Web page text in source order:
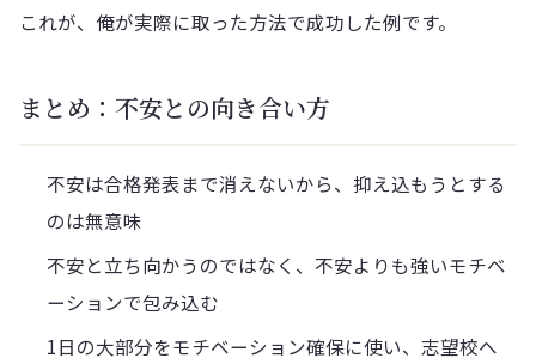
これが、俺が実際に取った方法で成功した例です。
まとめ：不安との向き合い方
不安は合格発表まで消えないから、抑え込もうとする
のは無意味
不安と立ち向かうのではなく、不安よりも強いモチベ
ーションで包み込む
1日の大部分をモチベーション確保に使い、志望校へ